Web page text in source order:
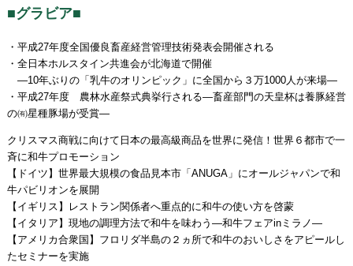
■グラビア■
・平成27年度全国優良畜産経営管理技術発表会開催される
・全日本ホルスタイン共進会が北海道で開催
―10年ぶりの「乳牛のオリンピック」に全国から３万1000人が来場―
・平成27年度 農林水産祭式典挙行される―畜産部門の天皇杯は養豚経営
の㈲星種豚場が受賞―
クリスマス商戦に向けて日本の最高級商品を世界に発信！世界６都市で一
斉に和牛プロモーション
【ドイツ】世界最大規模の食品見本市「ANUGA」にオールジャパンで和
牛パビリオンを展開
【イギリス】レストラン関係者へ重点的に和牛の使い方を啓蒙
【イタリア】現地の調理方法で和牛を味わう―和牛フェアinミラノ―
【アメリカ合衆国】フロリダ半島の２ヵ所で和牛のおいしさをアピールし
たセミナーを実施